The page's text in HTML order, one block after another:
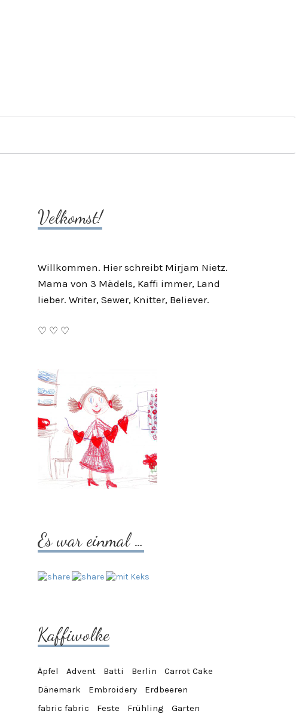
Velkomst!
Willkommen. Hier schreibt Mirjam Nietz.
Mama von 3 Mädels, Kaffi immer, Land
lieber. Writer, Sewer, Knitter, Believer.
♡ ♡ ♡
Es war einmal …
Kaffiwolke
Äpfel Advent Batti Berlin
Carrot Cake
Dänemark
Embroidery
Erdbeeren
fabric fabric
Feste Frühling
Garten